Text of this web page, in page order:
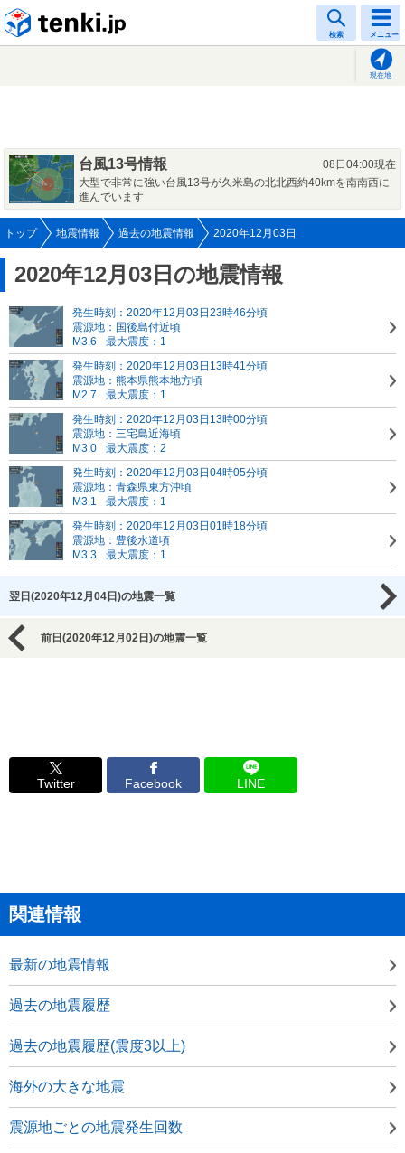
検索 メニュー
現在地
台風13号情報
08日04:00現在
大型で非常に強い台風13号が久米島の北北西約40kmを南南西に
進んでいます
トップ 地震情報 過去の地震情報 2020年12月03日
2020年12月03日の地震情報
発生時刻：2020年12月03日23時46分頃
震源地：国後島付近頃
M3.6
最大震度：1
発生時刻：2020年12月03日13時41分頃
震源地：熊本県熊本地方頃
M2.7
最大震度：1
発生時刻：2020年12月03日13時00分頃
震源地：三宅島近海頃
M3.0
最大震度：2
発生時刻：2020年12月03日04時05分頃
震源地：青森県東方沖頃
M3.1
最大震度：1
発生時刻：2020年12月03日01時18分頃
震源地：豊後水道頃
M3.3
最大震度：1
翌日(2020年12月04日)の地震一覧
前日(2020年12月02日)の地震一覧
Twitter Facebook LINE
関連情報
最新の地震情報
過去の地震履歴
過去の地震履歴(震度3以上)
海外の大きな地震
震源地ごとの地震発生回数